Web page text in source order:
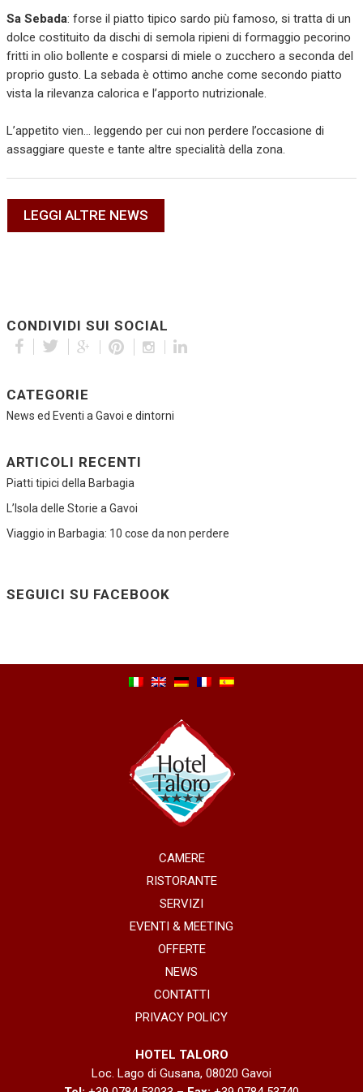
Sa Sebada: forse il piatto tipico sardo più famoso, si tratta di un
dolce costituito da dischi di semola ripieni di formaggio pecorino
fritti in olio bollente e cosparsi di miele o zucchero a seconda del
proprio gusto. La sebada è ottimo anche come secondo piatto
vista la rilevanza calorica e l’apporto nutrizionale.
L’appetito vien… leggendo per cui non perdere l’occasione di
assaggiare queste e tante altre specialità della zona.
LEGGI ALTRE NEWS
CONDIVIDI SUI SOCIAL
CATEGORIE
News ed Eventi a Gavoi e dintorni
ARTICOLI RECENTI
Piatti tipici della Barbagia
L’Isola delle Storie a Gavoi
Viaggio in Barbagia: 10 cose da non perdere
SEGUICI SU FACEBOOK
CAMERE
RISTORANTE
SERVIZI
EVENTI & MEETING
OFFERTE
NEWS
CONTATTI
PRIVACY POLICY
HOTEL TALORO
Loc. Lago di Gusana, 08020 Gavoi